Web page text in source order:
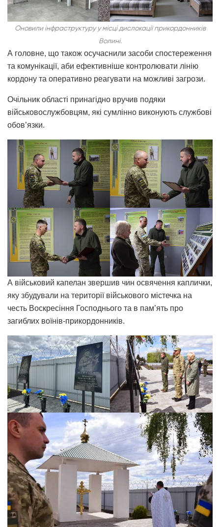
Оновили інфраструктуру у місці дислокації прикордонників
Волині.
А головне, що також осучаснили засоби спостереження
та комунікації, аби ефективніше контролювати лінію
кордону та оперативно реагувати на можливі загрози.
Очільник області принагідно вручив подяки
військовослужбовцям, які сумлінно виконують службові
обов’язки.
А військовий капелан звершив чин освячення каплички,
яку збудували на території військового містечка на
честь Воскресіння Господнього та в пам’ять про
загиблих воїнів-прикордонників.